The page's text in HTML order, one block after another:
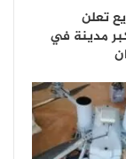
تعلن
مدينة في